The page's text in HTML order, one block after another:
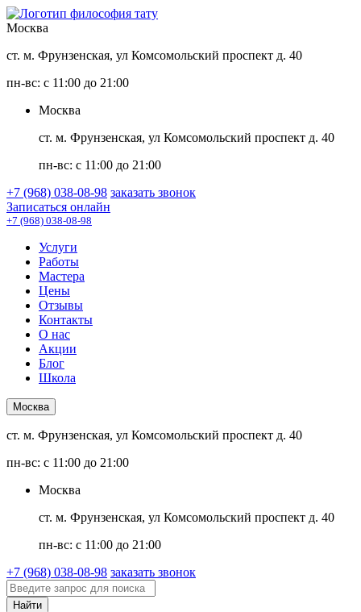
Москва
ст. м. Фрунзенская, ул Комсомольский проспект д. 40
пн-вс: с 11:00 до 21:00
Москва
ст. м. Фрунзенская, ул Комсомольский проспект д. 40
пн-вс: с 11:00 до 21:00
+7 (968) 038-08-98 заказать звонок
Записаться онлайн
+7 (968) 038-08-98
Услуги
Работы
Мастера
Цены
Отзывы
Контакты
О нас
Акции
Блог
Школа
Москва
ст. м. Фрунзенская, ул Комсомольский проспект д. 40
пн-вс: с 11:00 до 21:00
Москва
ст. м. Фрунзенская, ул Комсомольский проспект д. 40
пн-вс: с 11:00 до 21:00
+7 (968) 038-08-98 заказать звонок
Найти